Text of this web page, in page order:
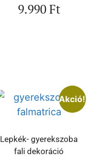
9.990Ft
Akció!
Lepkék- gyerekszoba
fali dekoráció